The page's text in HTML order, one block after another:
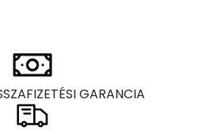
GARANCIA